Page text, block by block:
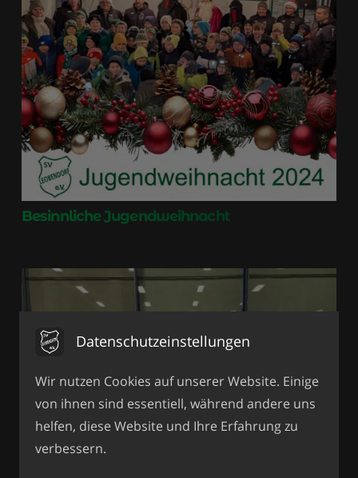
Besinnliche Jugendweihnacht
Datenschutzeinstellungen
Wir nutzen Cookies auf unserer Website. Einige
von ihnen sind essentiell, während andere uns
helfen, diese Website und Ihre Erfahrung zu
verbessern.